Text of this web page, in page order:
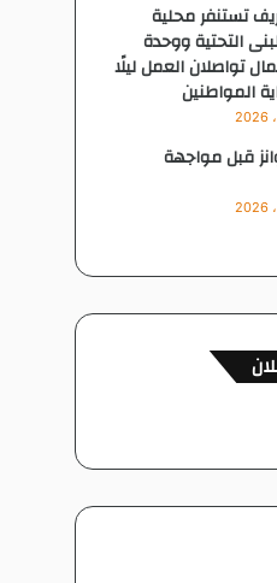
تستنفر محلية
التحتية ووحدة
تواصلان العمل ليلًا
المواطنين
قبل مواجهة